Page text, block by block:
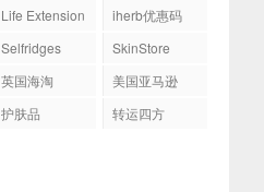
Life Extension
iherb优惠码
Selfridges
SkinStore
英国海淘
美国亚马逊
护肤品 转运四方